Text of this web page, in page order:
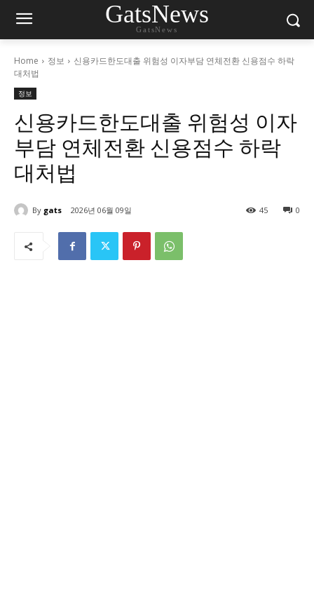
GatsNews
GatsNews
Home 정보
신용카드한도대출 위험성 이자부담 연체전환 신용점수 하락
대처법
정보
신용카드한도대출 위험성 이자
부담 연체전환 신용점수 하락
대처법
By gats 2026년 06월 09일 0
45